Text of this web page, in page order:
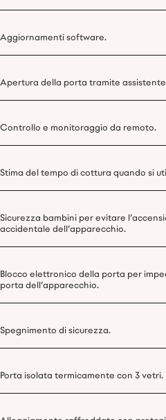
Aggiornamenti software.
Apertura della porta tramite
Controllo e monitoraggio da remoto.
Stima del tempo di cottura quando si
Sicurezza bambini per evitare
accidentale dell’apparecchio.
Blocco elettronico della porta per
porta dell’apparecchio.
Spegnimento di sicurezza.
Porta isolata termicamente con 3 vetri.